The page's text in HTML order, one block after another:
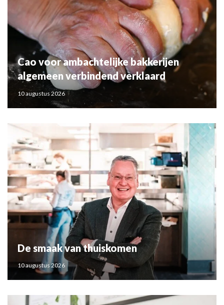
Cao voor ambachtelijke bakkerijen
algemeen verbindend verklaard
10 augustus 2026
De smaak van thuiskomen
10 augustus 2026